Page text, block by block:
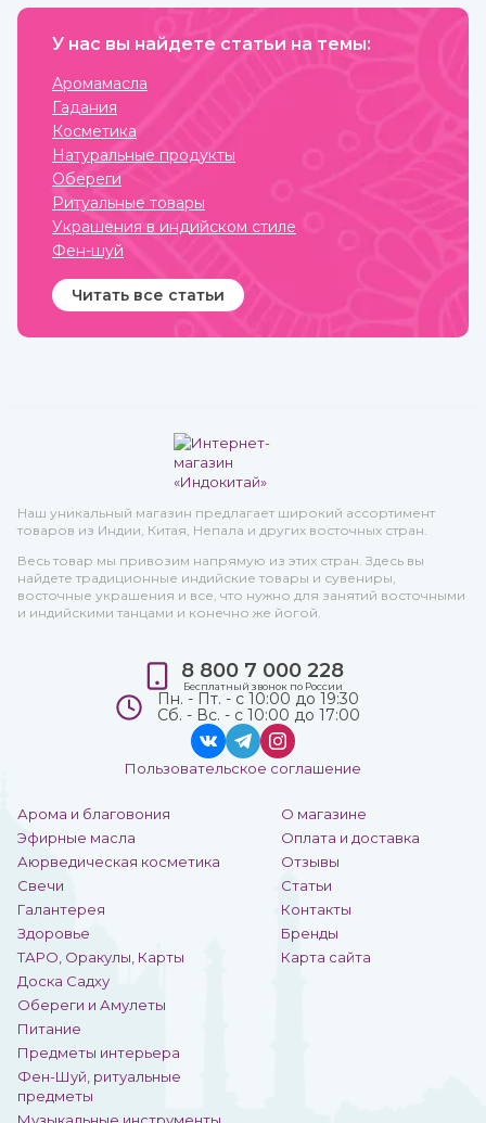
Антибактериальный и
этого миртового дерева,
хвойным, известен очень
давно.
одежду, предметы
архитектуру жилищ. Таким
У нас вы найдете статьи на темы:
Аромамасла
Гадания
Косметика
Натуральные продукты
Обереги
Ритуальные товары
Украшения в индийском стиле
Фен-шуй
Читать все статьи
Наш уникальный магазин предлагает широкий ассортимент
товаров из Индии, Китая, Непала и других восточных стран.
Весь товар мы привозим напрямую из этих стран. Здесь вы
найдете традиционные индийские товары и сувениры,
восточные украшения и все, что нужно для занятий восточными
и индийскими танцами и конечно же йогой.
Арома и благовония
Эфирные масла
Аюрведическая косметика
Свечи
Галантерея
Здоровье
ТАРО, Оракулы, Карты
Доска Садху
Обереги и Амулеты
Питание
Предметы интерьера
Фен-Шуй, ритуальные
предметы
О магазине
Оплата и доставка
Отзывы
Статьи
Контакты
Бренды
Карта сайта
8 800 7 000 228
Бесплатный звонок по России
Пн. - Пт. - с 10:00 до 19:30
Сб. - Вс. - с 10:00 до 17:00
Пользовательское соглашение